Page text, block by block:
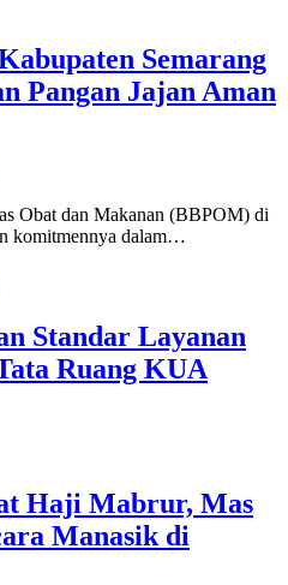
Semarang
Pangan Jajan Aman
Obat dan Makanan (BBPOM) di
komitmennya dalam…
Standar Layanan
Ruang KUA
Haji Mabrur, Mas
Manasik di